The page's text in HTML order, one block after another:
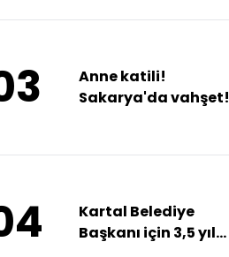
Anne katili!
Sakarya'da vahşet!
Kartal Belediye
Başkanı için 3,5 yıl